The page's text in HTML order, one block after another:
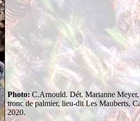
Photo: C.Arnould. Dét. Marianne
tronc de palmier, lieu-dit Les Mauberts,
2020.